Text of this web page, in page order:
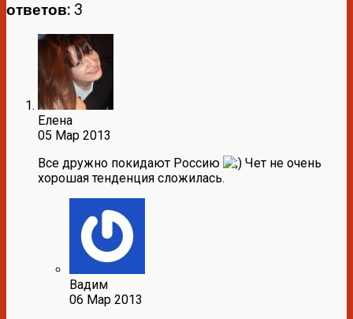
ответов: 3
Елена
05 Мар 2013
Все дружно покидают Россию
Чет не очень
хорошая тенденция сложилась.
Вадим
06 Мар 2013